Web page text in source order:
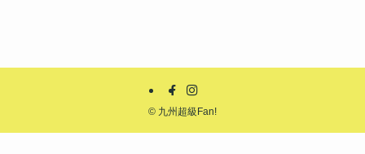
© 九州超級Fan!